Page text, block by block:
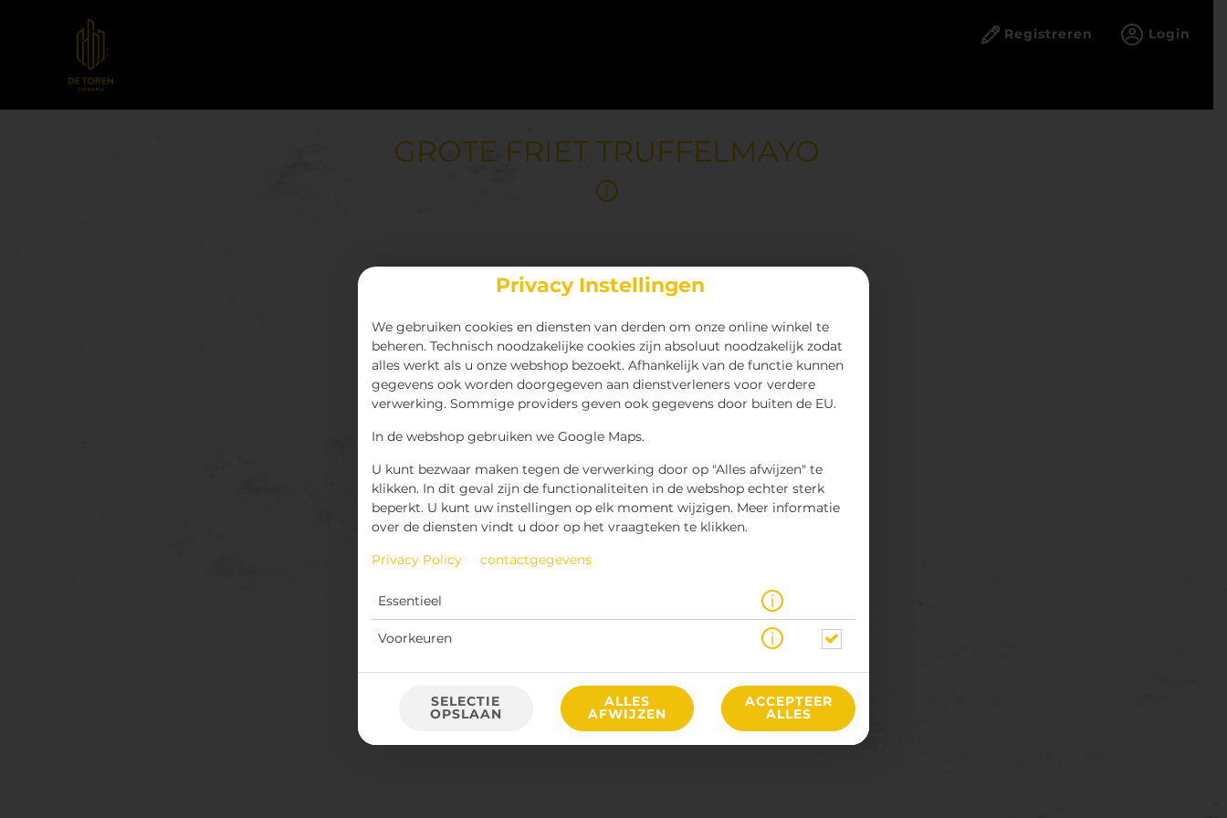
Privacy Instellingen
We gebruiken cookies en diensten van derden om onze online winkel te
beheren. Technisch noodzakelijke cookies zijn absoluut noodzakelijk zodat
alles werkt als u onze webshop bezoekt. Afhankelijk van de functie kunnen
gegevens ook worden doorgegeven aan dienstverleners voor verdere
verwerking. Sommige providers geven ook gegevens door buiten de EU.
In de webshop gebruiken we Google Maps.
U kunt bezwaar maken tegen de verwerking door op "Alles afwijzen" te
klikken. In dit geval zijn de functionaliteiten in de webshop echter sterk
beperkt. U kunt uw instellingen op elk moment wijzigen. Meer informatie
over de diensten vindt u door op het vraagteken te klikken.
Privacy Policy contactgegevens
Essentieel
Voorkeuren
SELECTIE
OPSLAAN
ALLES
AFWIJZEN
ACCEPTEER
ALLES
Registreren Login
GROTE FRIET TRUFFELMAYO
* Door lokale acties kunnen prijzen per winkel afwijken.